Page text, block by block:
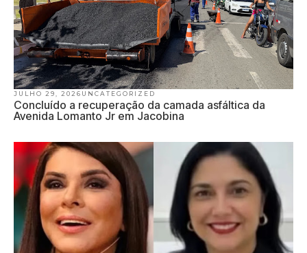
JULHO 29, 2026 UNCATEGORIZED
Concluído a recuperação da camada asfáltica da
Avenida Lomanto Jr em Jacobina